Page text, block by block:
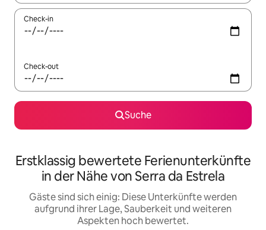
Check-in
Check-out
Suche
Erstklassig bewertete Ferienunterkünfte
in der Nähe von Serra da Estrela
Gäste sind sich einig: Diese Unterkünfte werden
aufgrund ihrer Lage, Sauberkeit und weiteren
Aspekten hoch bewertet.